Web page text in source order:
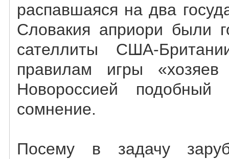
распавшаяся на два
Словакия априори были
сателлиты США-
правилам игры
Новороссией подобный
сомнение.
Посему в задачу